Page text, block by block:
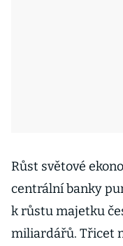
Růst světové
centrální banky
k růstu majetku
miliardářů. Třicet